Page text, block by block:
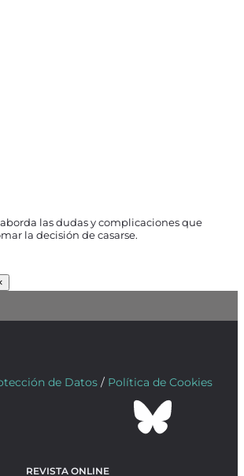
las dudas y complicaciones que
la decisión de casarse.
de Datos / Política de Cookies
REVISTA ONLINE